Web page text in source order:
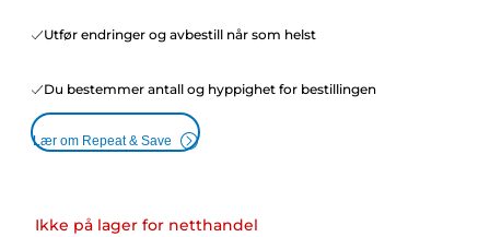
Utfør endringer og avbestill når som helst
Du bestemmer antall og hyppighet for bestillingen
Lær om Repeat & Save
Ikke på lager for netthandel